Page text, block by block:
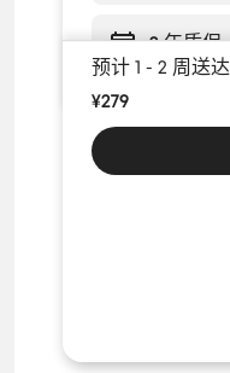
2 年质保
预计 1 - 2 周送达
¥279